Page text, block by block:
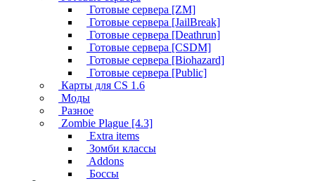
Готовые сервера [ZM]
Готовые сервера [JailBreak]
Готовые сервера [Deathrun]
Готовые сервера [CSDM]
Готовые сервера [Biohazard]
Готовые сервера [Public]
Карты для CS 1.6
Моды
Разное
Zombie Plague [4.3]
Extra items
Зомби классы
Addons
Боссы